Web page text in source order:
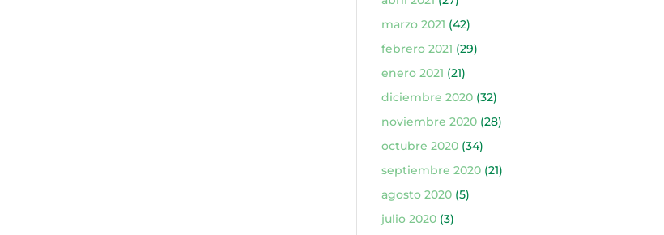
marzo 2021 (42)
febrero 2021 (29)
enero 2021 (21)
diciembre 2020(32)
noviembre 2020(28)
octubre 2020(34)
septiembre 2020(21)
agosto 2020(5)
julio 2020(3)